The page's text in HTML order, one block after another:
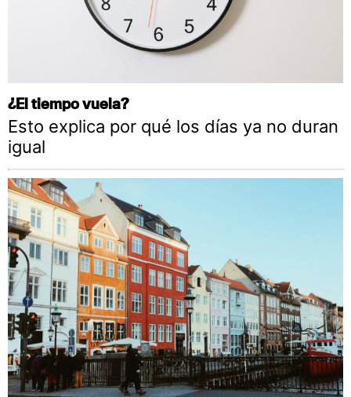
¿El tiempo vuela?
Esto explica por qué los días ya no duran
igual